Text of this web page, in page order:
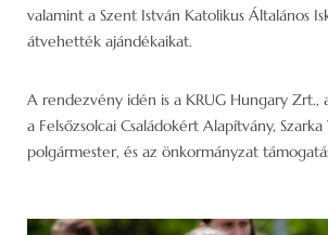
valamint a Szent István Katolikus Általános
átvehették ajándékaikat.
A rendezvény idén is a KRUG Hungary Zrt.,
a Felsőzsolcai Családokért Alapítvány, Szarka
polgármester, és az önkormányzat